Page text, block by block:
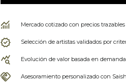
Mercado cotizado con precios trazables
Selección de artistas validados por
Evolución de valor basada en
Asesoramiento personalizado con